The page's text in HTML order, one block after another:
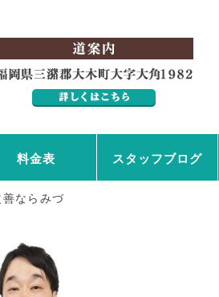
料金表 スタッフブログ
ならみづ